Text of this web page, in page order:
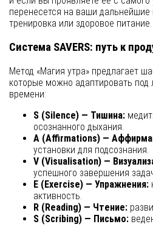
перенесется на ваши дальнейшие
тренировка или здоровое питание.
Система SAVERS: путь к
Метод «Магия утра» предлагает
которые можно адаптировать под
времени:
S (Silence) — Тишина:
осознанного дыхания.
A (Affirmations) —
установки для подсознания.
V (Visualisation) —
успешного завершения
E (Exercise) — Упражнения:
активность.
R (Reading) — Чтение:
S (Scribing) — Письмо: